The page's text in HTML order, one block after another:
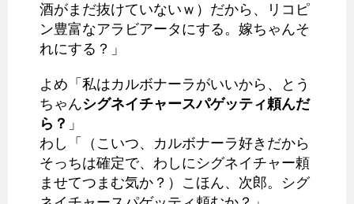
酒がまだ抜けていないｗ）だから、リコピ
ン豊富なアラビアータにする。嫁ちゃんそ
れにする？」
よめ「私はカルボナーラがいいから、とう
ちゃんシグネイチャースパゲッティ頼んだ
ら？ 」
わし「（こいつ、カルボナーラ好きだから
そっちは確定で、わしにシグネイチャー頼
ませてつまむ気か？）こほん、次郎。シグ